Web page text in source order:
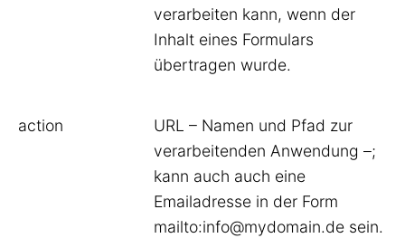
verarbeiten kann, wenn der
Inhalt eines Formulars
übertragen wurde.
action
URL – Namen und Pfad zur
verarbeitenden Anwendung –;
kann auch auch eine
Emailadresse in der Form
mailto:info@mydomain.de sein.